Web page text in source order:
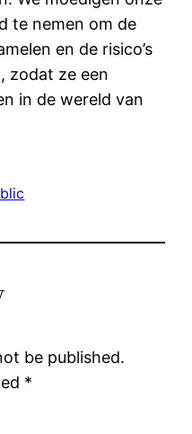
te nemen om de
en de risico’s
zodat ze een
in de wereld van
be published.
*